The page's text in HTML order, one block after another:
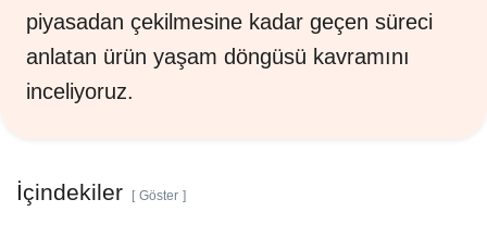
piyasadan çekilmesine kadar geçen süreci
anlatan ürün yaşam döngüsü kavramını
inceliyoruz.
İçindekiler Göster